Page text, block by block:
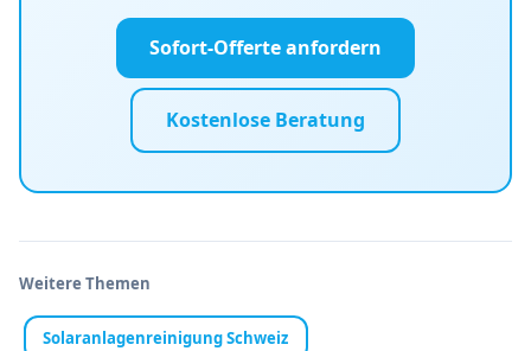
Sofort-Offerte anfordern
Kostenlose Beratung
Weitere Themen
Solaranlagenreinigung Schweiz